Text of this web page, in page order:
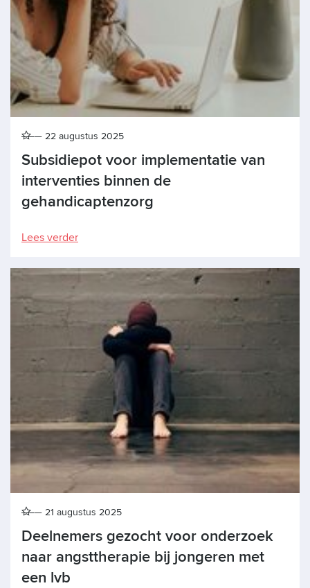
Subsidiepot voor implementatie van
interventies binnen de
gehandicaptenzorg
22 augustus 2025
Lees verder
Deelnemers gezocht voor onderzoek
naar angsttherapie bij jongeren met
een lvb
21 augustus 2025